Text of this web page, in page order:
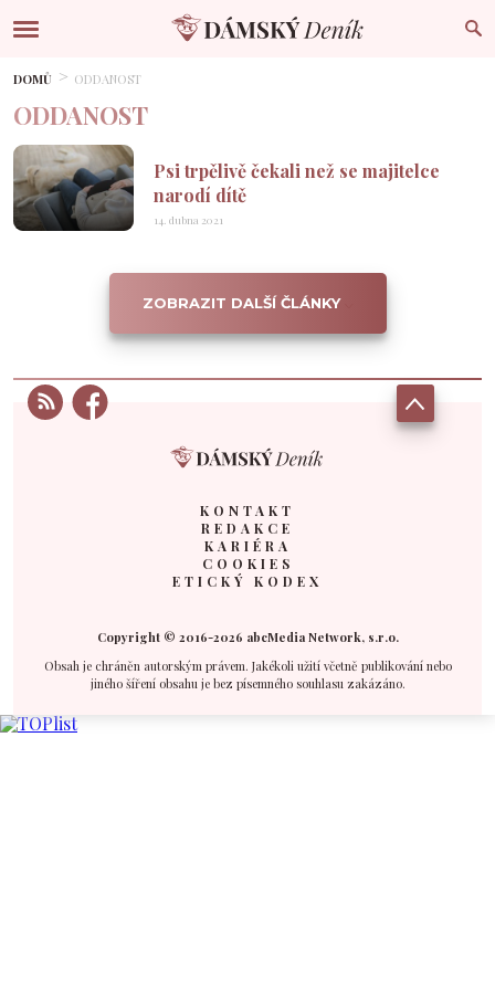
DOMŮ ODDANOST
ODDANOST
Psi trpělivě čekali než se majitelce
narodí dítě
14. dubna 2021
ZOBRAZIT DALŠÍ ČLÁNKY
KONTAKT
REDAKCE
KARIÉRA
COOKIES
ETICKÝ KODEX
Copyright © 2016-2026 abcMedia Network, s.r.o.
Obsah je chráněn autorským právem. Jakékoli užití včetně publikování nebo
jiného šíření obsahu je bez písemného souhlasu zakázáno.